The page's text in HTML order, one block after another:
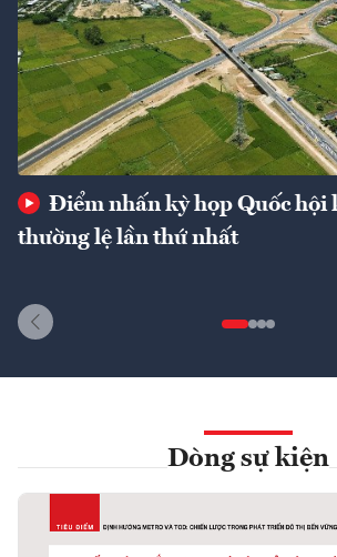
Điểm nhấn kỳ họp Quốc hội
thường lệ lần thứ nhất
Dòng sự kiện